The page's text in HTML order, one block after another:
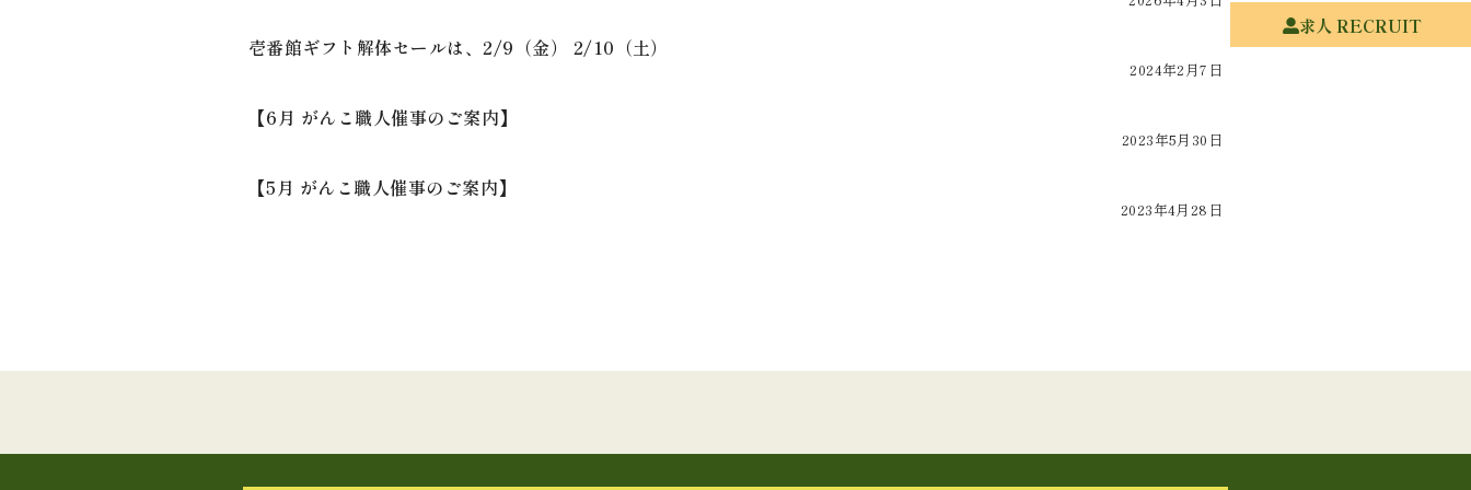
求人 RECRUIT
壱番館ギフト解体セールは、2/9（金） 2/10（土）
2024年2月7日
【6月 がんこ職人催事のご案内】
2023年5月30日
【5月 がんこ職人催事のご案内】
2023年4月28日